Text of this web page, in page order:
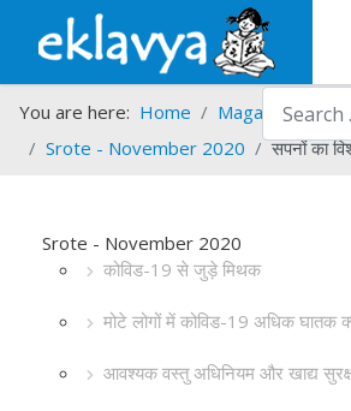
Search
You are here: Home Magazines
Srote - November 2020
सपनों का
Srote - November 2020
कोविड-19 से जुड़े मिथक
मोटे लोगों में कोविड-19 अधिक घातक
आवश्यक वस्तु अधिनियम और खाद्य